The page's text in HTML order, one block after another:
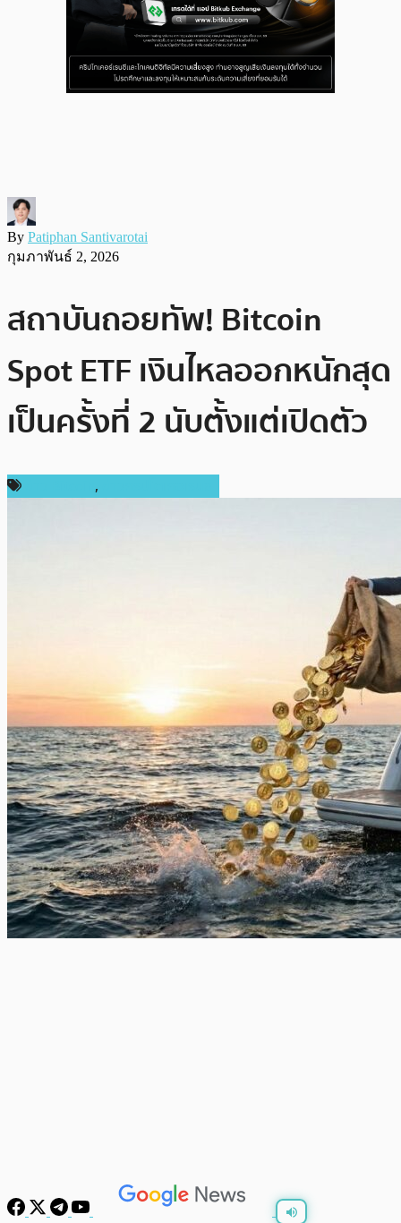
By Patiphan Santivarotai
กุมภาพันธ์ 2, 2026
สถาบันถอยทัพ! Bitcoin
Spot ETF เงินไหลออกหนักสุด
เป็นครั้งที่ 2 นับตั้งแต่เปิดตัว
,